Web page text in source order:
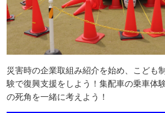
災害時の企業取組み紹介を始め、こども
験で復興支援をしよう！集配車の乗車体
の死角を一緒に考えよう！